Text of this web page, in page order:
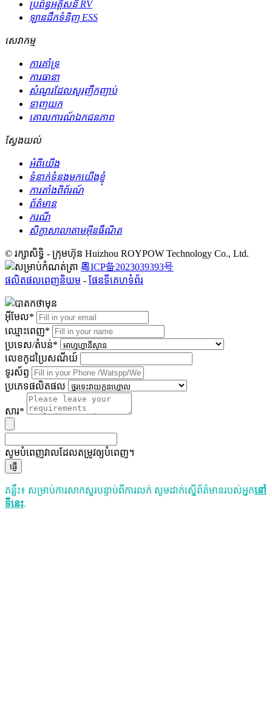
ប្រព័ន្ធអគ្គិសនី RV
ឡានដឹកទំនិញ ESS
សេវាកម្ម
ការគាំទ្រ
ការធានា
សំណួរដែលសួរញឹកញាប់
ទាញយក
គោលការណ៍ឯកជនភាព
ស្វែងយល់
អំពីយើង
ទំនាក់ទំនងមកយើងខ្ញុំ
ការតាំងពិព័រណ៍
ព័ត៌មាន
ករណី
សិក្ខាសាលាតាមអ៊ីនធឺណិត
© រក្សាសិទ្ធិ - ក្រុមហ៊ុន Huizhou ROYPOW Technology Co., Ltd.
粤ICP备2023039393号
ផលិតផលពេញនិយម - ផែនទីគេហទំព័រ
អ៊ីមែល*
ឈ្មោះពេញ*
ប្រទេស/តំបន់*
លេខកូដប្រៃសណីយ៍
ទូរស័ព្ទ
ប្រភេទផលិតផល
សារ*
សូមបំពេញវាលដែលតម្រូវឲ្យបំពេញ។
ផ្ញើ
គន្លឹះ៖ សម្រាប់ការសាកសួរបន្ទាប់ពីការលក់ សូមដាក់ស្នើព័ត៌មានរបស់អ្នកនៅ
ទីនេះ.